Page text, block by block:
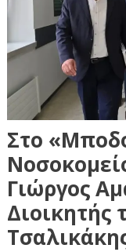
Στο
Γιώργος
Διοικητής